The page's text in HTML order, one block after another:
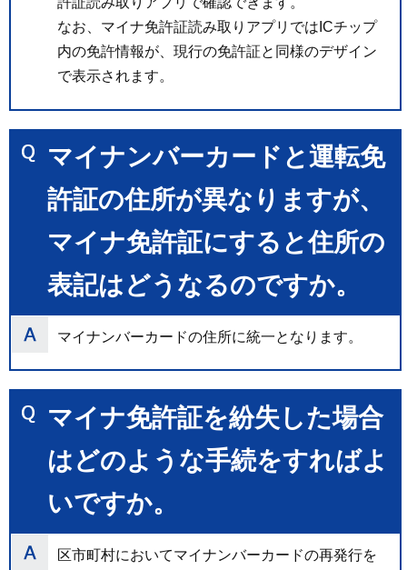
なお、マイナ免許証読み取りアプリではICチップ
内の免許情報が、現行の免許証と同様のデザイン
で表示されます。
マイナンバーカードと運転免
許証の住所が異なりますが、
マイナ免許証にすると住所の
表記はどうなるのですか。
マイナンバーカードの住所に統一となります。
マイナ免許証を紛失した場合
はどのような手続をすればよ
いですか。
区市町村においてマイナンバーカードの再発行を